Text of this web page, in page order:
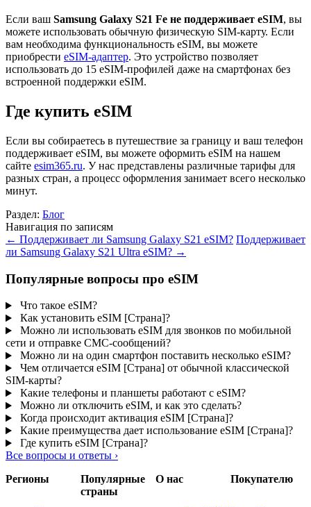
Если ваш Samsung Galaxy S21 Fe не поддерживает eSIM, вы
можете использовать обычную физическую SIM-карту. Если
вам необходима функциональность eSIM, вы можете
приобрести eSIM-адаптер. Это устройство позволяет
использовать до 15 eSIM-профилей даже на смартфонах без
встроенной поддержки eSIM.
Где купить eSIM
Если вы собираетесь в путешествие за границу и ваш телефон
поддерживает eSIM, вы можете оформить eSIM на нашем
сайте esim365.ru. У нас представлены различные тарифы для
разных стран, а процесс оформления занимает всего несколько
минут.
Раздел: Блог
Навигация по записям
← Поддерживает ли Samsung Galaxy S21 eSIM? Поддерживает
ли Samsung Galaxy S21 Ultra eSIM? →
Популярные вопросы про eSIM
Что такое eSIM?
Как установить eSIM [Страна]?
Можно ли использовать eSIM для звонков по мобильной
сети и отправке СМС-сообщений?
Можно ли на один смартфон поставить несколько eSIM?
Чем отличается eSIM [Страна] от обычной классической
SIM-карты?
Какие телефоны и планшеты работают с eSIM?
Можно ли отключить eSIM, и как это сделать?
Когда происходит активация eSIM [Страна]?
Какие преимущества дает использование eSIM [Страна]?
Где купить eSIM [Страна]?
Все вопросы и ответы ›
Регионы
Популярные
страны
О нас Покупателю